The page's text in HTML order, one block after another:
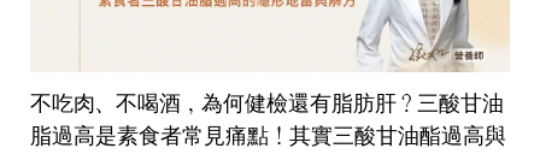
不吃肉、不喝酒，為何健檢還有脂肪肝？三酸甘油
脂過高是素食者常見痛點！其實三酸甘油酯過高與